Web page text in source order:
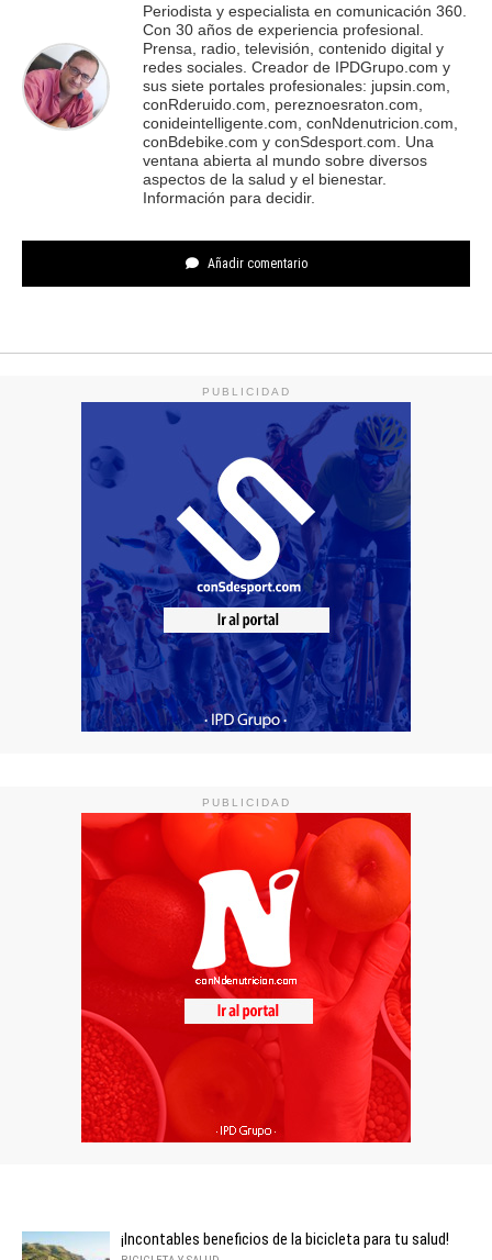
Periodista y especialista en comunicación 360.
Con 30 años de experiencia profesional.
Prensa, radio, televisión, contenido digital y
redes sociales. Creador de IPDGrupo.com y
sus siete portales profesionales: jupsin.com,
conRderuido.com, pereznoesraton.com,
conideintelligente.com, conNdenutricion.com,
conBdebike.com y conSdesport.com. Una
ventana abierta al mundo sobre diversos
aspectos de la salud y el bienestar.
Información para decidir.
Añadir comentario
PUBLICIDAD
PUBLICIDAD
¡Incontables beneficios de la bicicleta para tu salud!